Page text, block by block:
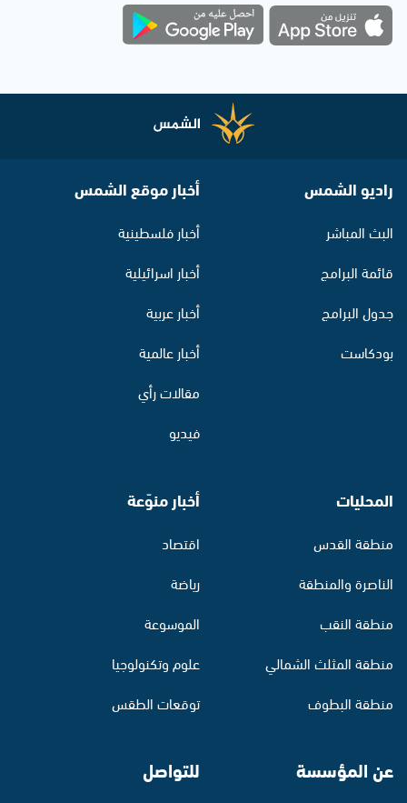
راديو الشمس
البث المباشر
قائمة البرامج
جدول البرامج
بودكاست
أخبار موقع الشمس
أخبار فلسطينية
أخبار اسرائيلية
أخبار عربية
أخبار عالمية
مقالات رأي
فيديو
المحليات
منطقة القدس
الناصرة والمنطقة
منطقة النقب
منطقة المثلث الشمالي
منطقة البطوف
أخبار منوّعة
اقتصاد
رياضة
الموسوعة
علوم وتكنولوجيا
توقعات الطقس
عن المؤسسة للتواصل